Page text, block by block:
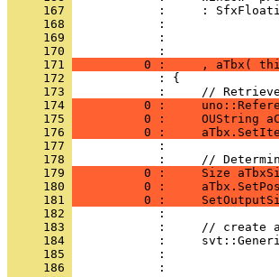
     167
     168
     169
     170
     171
0 :     , aTbx(
     172
     173
     174
0 :
     175
0 :     OUString
     176
0 :
     177
     178
     179
0 :     Size
     180
0 :
     181
0 :
     182
     183
     184
     185
     186